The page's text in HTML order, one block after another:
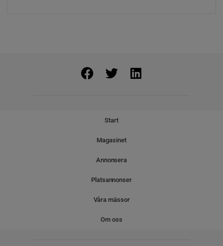
Start
Magasinet
Annonsera
Platsannonser
Våra mässor
Om oss